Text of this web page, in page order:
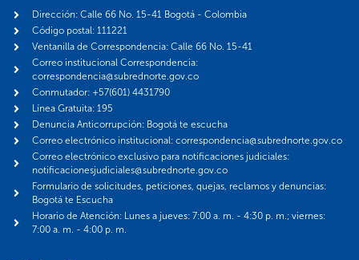
Dirección: Calle 66 No. 15-41 Bogotá - Colombia
Código postal: 111221
Ventanilla de Correspondencia: Calle 66 No. 15-41
Correo institucional Correspondencia:
correspondencia@subrednorte.gov.co
Conmutador: +57(601) 4431790
Línea Gratuita: 195
Denuncia Anticorrupción: Bogotá te escucha
Correo electrónico institucional: correspondencia@subrednorte.gov.co
Correo electrónico exclusivo para notificaciones judiciales:
notificacionesjudiciales@subrednorte.gov.co
Formulario de solicitudes, peticiones, quejas, reclamos y denuncias:
Bogotá te Escucha
Horario de Atención: Lunes a jueves: 7:00 a. m. - 4:30 p. m.; viernes:
7:00 a. m. - 4:00 p. m.